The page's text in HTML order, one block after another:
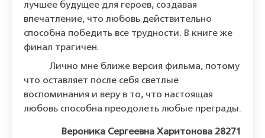
лучшее будущее для героев, создавая
впечатление, что любовь действительно
способна победить все трудности. В книге же
финал трагичен.
Лично мне ближе версия фильма, потому
что оставляет после себя светлые
воспоминания и веру в то, что настоящая
любовь способна преодолеть любые преграды.
Вероника Сергеевна Харитонова 28271